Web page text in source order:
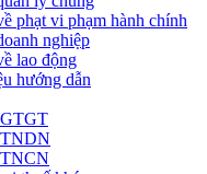
phạt vi phạm hành chính
nghiệp
lao động
hướng dẫn